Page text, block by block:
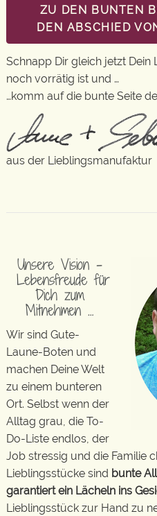
ZU DEN BUNTEN
DEN ABSCHIED
Schnapp Dir gleich jetzt Dein
noch vorrätig ist und …
…komm auf die bunte Seite
aus der Lieblingsmanufaktur
Unsere Vision –
Lebensfreude für
Dich zum
Mitnehmen …
Wir sind Gute-
Laune-Boten und
machen Deine Welt
zu einem bunteren
Ort. Selbst wenn der
Alltag grau, die To-
Do-Liste endlos, der
Job stressig und die Familie
Lieblingsstücke sind bunte
garantiert ein Lächeln ins
Lieblingsstück zur Hand zu